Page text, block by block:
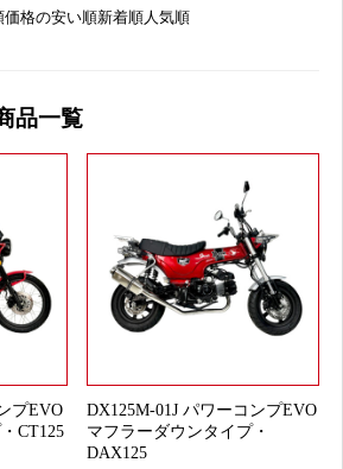
価格の安い順新着順人気順
品一覧
プEVO
CT125
DX125M-01J パワーコンプEVO
マフラーダウンタイプ・
DAX125